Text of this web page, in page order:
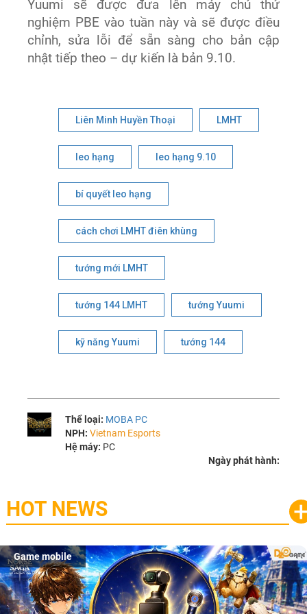
Yuumi sẽ được đưa lên máy chủ thử
nghiệm PBE vào tuần này và sẽ được điều
chỉnh, sửa lỗi để sẵn sàng cho bản cập
nhật tiếp theo – dự kiến là bản 9.10.
Liên Minh Huyền Thoại LMHT
leo hạng leo hạng 9.10
bí quyết leo hạng
cách chơi LMHT điên khùng
tướng mới LMHT
tướng 144 LMHT tướng Yuumi
kỹ năng Yuumi tướng 144
Thể loại: MOBA PC
NPH:Vietnam Esports
Hệ máy: PC
Ngày phát hành:
HOT NEWS
Game mobile